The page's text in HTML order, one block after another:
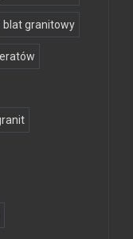
blat granitowy